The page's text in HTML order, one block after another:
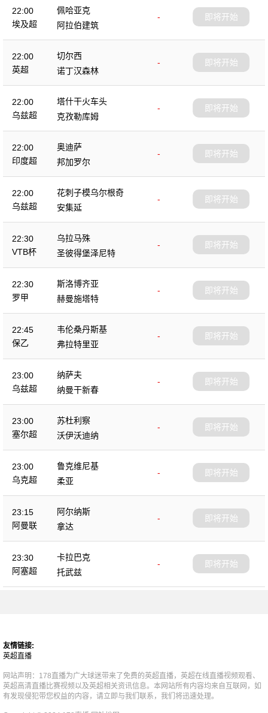
22:00
埃及超
佩哈亚克
-
阿拉伯建筑
即将开始
22:00
英超
切尔西
-
诺丁汉森林
即将开始
22:00
乌兹超
塔什干火车头
-
克孜勒库姆
即将开始
22:00
印度超
奥迪萨
-
邦加罗尔
即将开始
22:00
乌兹超
花刺子模乌尔根奇
-
安集延
即将开始
22:30
VTB杯
乌拉马殊
-
圣彼得堡泽尼特
即将开始
22:30
罗甲
斯洛博齐亚
-
赫曼施塔特
即将开始
22:45
保乙
韦伦桑丹斯基
-
弗拉特里亚
即将开始
23:00
乌兹超
纳萨夫
-
纳曼干新春
即将开始
23:00
塞尔超
苏杜利察
-
沃伊沃迪纳
即将开始
23:00
乌克超
鲁克维尼基
-
柔亚
即将开始
23:15
阿曼联
阿尔纳斯
-
拿达
即将开始
23:30
阿塞超
卡拉巴克
-
托武兹
即将开始
友情链接:
英超直播
网站声明：178直播为广大球迷带来了免费的英超直播，英超在线直播视频观看、
英超高清直播比赛视频以及英超相关资讯信息。本网站所有内容均来自互联网，如
有发现侵犯带您权益的内容，请立即与我们联系，我们将迅速处理。